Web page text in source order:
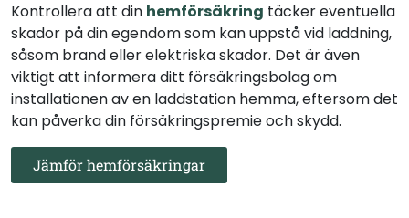
Kontrollera att din hemförsäkring täcker eventuella
skador på din egendom som kan uppstå vid laddning,
såsom brand eller elektriska skador. Det är även
viktigt att informera ditt försäkringsbolag om
installationen av en laddstation hemma, eftersom det
kan påverka din försäkringspremie och skydd.
Jämför hemförsäkringar